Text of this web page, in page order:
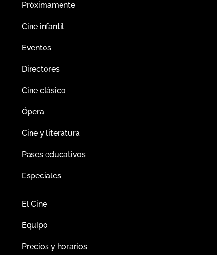
Próximamente
Cine infantil
Eventos
Directores
Cine clásico
Ópera
Cine y literatura
Pases educativos
Especiales
El Cine
Equipo
Precios y horarios